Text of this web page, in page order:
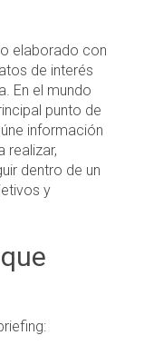
elaborado con
de interés
En el mundo
punto de
información
realizar,
dentro de un
y